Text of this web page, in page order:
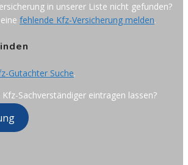
in unserer Liste nicht gefunden?
fehlende Kfz-Versicherung melden.
Gutachter Suche.
Sachverständiger eintragen lassen?